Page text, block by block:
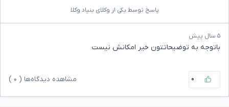
پاسخ توسط یکی از وکلای بنیاد وکلا
۵ سال پیش
باتوجه به توضیحاتتون خیر امکانش نیست
۰ مشاهده دیدگاه‌ها ( ۰